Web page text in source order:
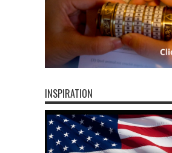
INSPIRATION